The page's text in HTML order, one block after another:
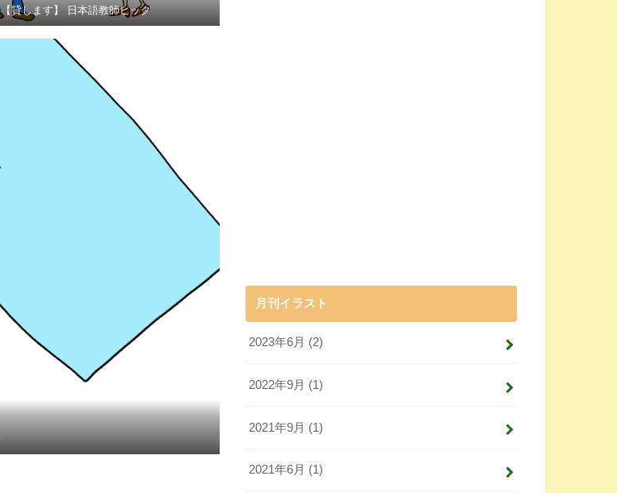
【貸します】 日本語教師ピック
月刊イラスト
2023年6月 (2)
2022年9月 (1)
2021年9月 (1)
2021年6月 (1)